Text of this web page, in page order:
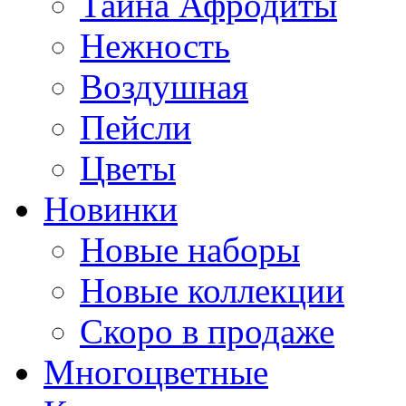
Нежность
Воздушная
Пейсли
Цветы
Новинки
Новые наборы
Новые коллекции
Скоро в продаже
Многоцветные